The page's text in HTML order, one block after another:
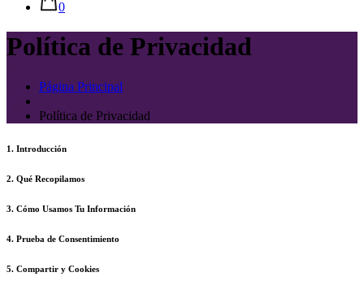
0
Política de Privacidad
Página Principal
Política de Privacidad
1. Introducción
2. Qué Recopilamos
3. Cómo Usamos Tu Información
4. Prueba de Consentimiento
5. Compartir y Cookies